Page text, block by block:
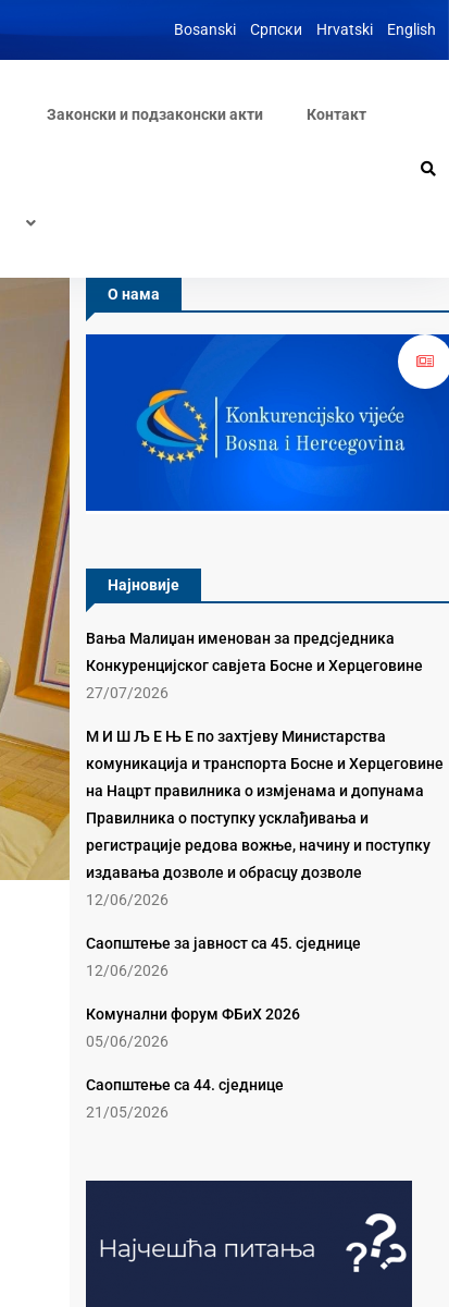
Bosanski Српски Hrvatski English
Законски и подзаконски акти Контакт
О нама
Најновије
Вања Малиџан именован за предсједника
Конкуренцијског савјета Босне и Херцеговине
27/07/2026
М И Ш Љ Е Њ Е по захтјеву Министарства
комуникација и транспорта Босне и Херцеговине
на Нацрт правилника о измјенама и допунама
Правилника о поступку усклађивања и
регистрације редова вожње, начину и поступку
издавања дозволе и обрасцу дозволе
12/06/2026
Саопштење за јавност са 45. сједнице
12/06/2026
Комунални форум ФБиХ 2026
05/06/2026
Саопштење са 44. сједнице
21/05/2026